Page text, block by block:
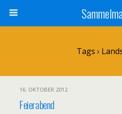
Tags ›
16. OKTOBER 2012
Feierabend